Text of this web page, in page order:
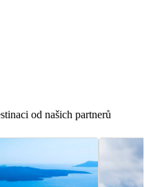
od našich partnerů